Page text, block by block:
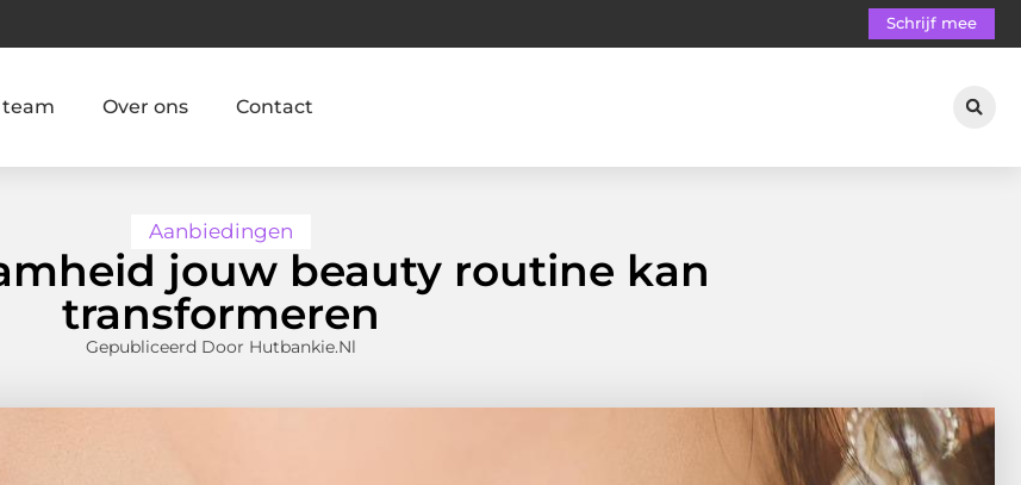
Schrijf mee
team Over ons Contact
Aanbiedingen
jouw beauty routine kan
transformeren
Gepubliceerd Door Hutbankie.nl